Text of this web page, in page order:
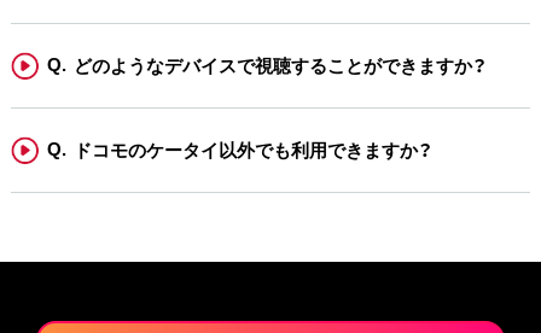
どのようなデバイスで視聴することができますか？
ドコモのケータイ以外でも利用できますか？